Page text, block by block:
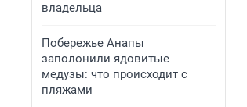
владельца
Побережье Анапы
заполонили ядовитые
медузы: что происходит с
пляжами